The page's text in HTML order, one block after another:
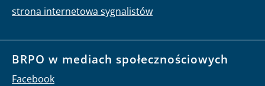
strona internetowa sygnalistów
BRPO w mediach społecznościowych
Facebook